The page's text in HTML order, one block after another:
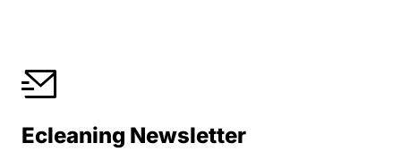
Ecleaning Newsletter